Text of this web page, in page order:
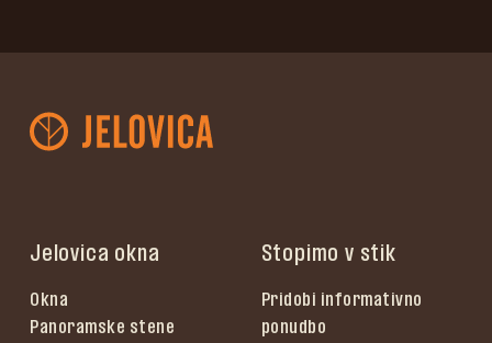
Jelovica okna
Okna
Panoramske stene
Stopimo v stik
Pridobi informativno
ponudbo